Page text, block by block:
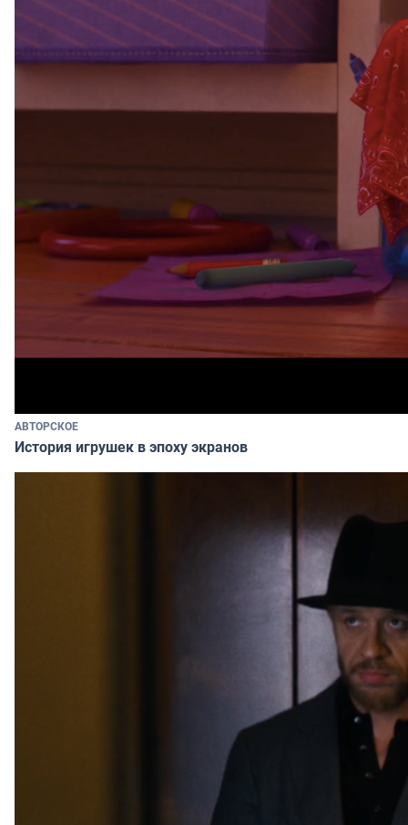
АВТОРСКОЕ
История игрушек в эпоху экранов